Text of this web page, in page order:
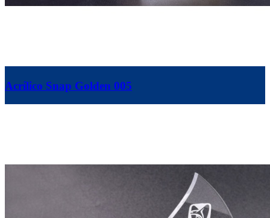
Acrílico Snap Golden 005